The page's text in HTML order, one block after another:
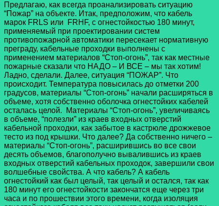
Предлагаю, как всегда проанализировать ситуацию
“Пожар” на объекте. Итак, предположим, что кабель
марок FRLS или FRHF, с огнестойкостью 180 минут,
применяемый при проектировании систем
противопожарной автоматики пересекает нормативную
преграду, кабельные проходки выполнены с
применением материалов “Стоп-огонь”, так как местные
пожарные сказали что НАДО – И ВСЕ – мы так хотим!
Ладно, сделали. Далее, ситуация “ПОЖАР”. Что
происходит. Температура повысилась до отметки 200
градусов, материалы “Стоп-огонь” начали расширяться в
объеме, хотя собственно оболочка огнестойких кабелей
осталась целой. Материалы “Стоп-огонь”, увеличиваясь
в объеме, “полезли” из краев входных отверстий
кабельной проходки, как забытое в кастрюле дрожжевое
тесто из под крышки. Что далее? Да собственно ничего –
материалы “Стоп-огонь”, расширившись во все свои
десять объемов, благополучно вывалившись из краев
входных отверстий кабельных проходок, завершили свои
волшебные свойства. А что кабель? А кабель
огнестойкий как был целый, так целый и остался, так как
180 минут его огнестойкости закончатся еще через три
часа и по прошествии этого времени, когда изоляция